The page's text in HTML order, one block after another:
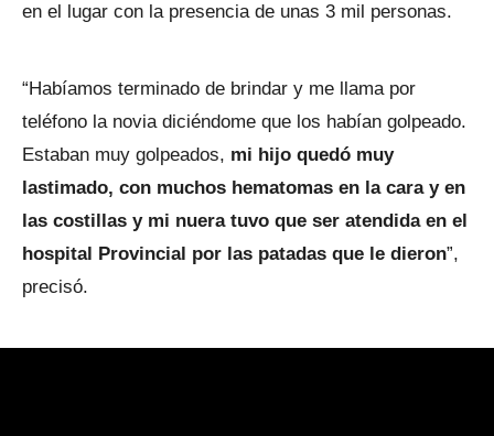
en el lugar con la presencia de unas 3 mil personas.
“Habíamos terminado de brindar y me llama por
teléfono la novia diciéndome que los habían golpeado.
Estaban muy golpeados, mi hijo quedó muy
lastimado, con muchos hematomas en la cara y en
las costillas y mi nuera tuvo que ser atendida en el
hospital Provincial por las patadas que le dieron”,
precisó.